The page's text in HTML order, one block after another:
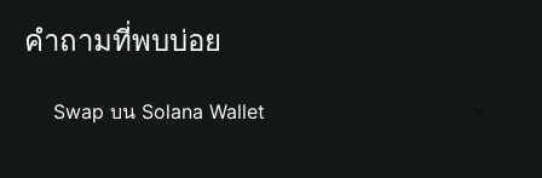
คำถามที่พบบ่อย
Swap บน Solana Wallet